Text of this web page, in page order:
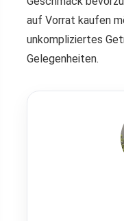
auf Vorrat kaufen
unkompliziertes
Gelegenheiten.